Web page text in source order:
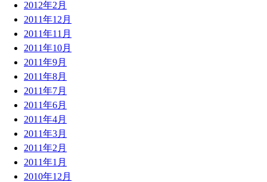
2012年2月
2011年12月
2011年11月
2011年10月
2011年9月
2011年8月
2011年7月
2011年6月
2011年4月
2011年3月
2011年2月
2011年1月
2010年12月